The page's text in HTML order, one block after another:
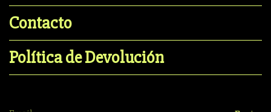
Contacto
Política de Devolución